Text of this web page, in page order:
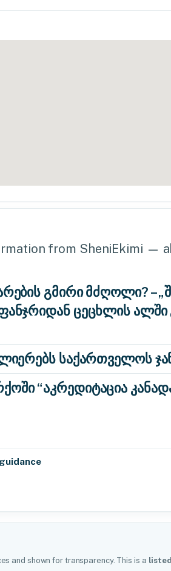
from SheniEkimi —
გმირი მძღოლი? –
ცეცხლის ალში
საქართველოს
“აკრედიტაცია
and shown for transparency. This is a listed